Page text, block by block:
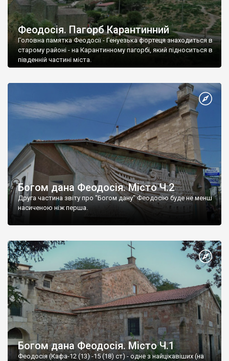
Феодосія. Пагорб Карантинний
Головна памятка Феодосії - Генуезька фортеця знаходиться в
старому районі - на Карантинному пагорбі, який підноситься в
південній частині міста.
Богом дана Феодосія. Місто Ч.2
Друга частина звіту про "Богом дану" Феодосію буде не менш
насиченою ніж перша.
Богом дана Феодосія. Місто Ч.1
Феодосія (Кафа-12 (13) -15 (18) ст) - одне з найцікавіших (на